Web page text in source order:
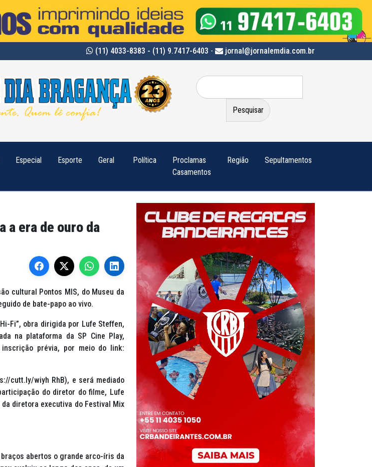
(11) 4033-8383 - (11) 9.7417-6403 - jornal@jornalemdia.com.br
Pesquisar
por:
Especial Esporte Geral Política
Proclamas
Casamentos
Região Sepultamentos
a era de ouro da
cultural Pontos MIS, do Museu da
de bate-papo ao vivo.
Fi”, obra dirigida por Lufe Steffen,
na plataforma da SP Cine Play,
prévia, por meio do link:
cutt.ly/wiyh RhB), e será mediado
do diretor do filme, Lufe
diretora executiva do Festival Mix
abertos o grande arco-íris da